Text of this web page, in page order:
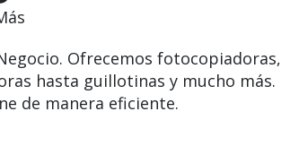
Ofrecemos fotocopiadoras,
hasta guillotinas y mucho más.
de manera eficiente.